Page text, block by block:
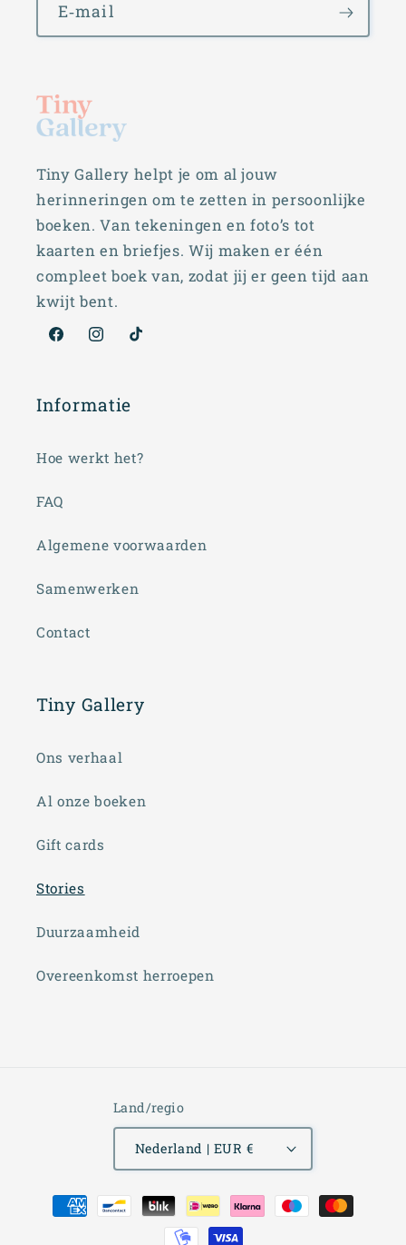
E‑mail
Tiny Gallery helpt je om al jouw
herinneringen om te zetten in persoonlijke
boeken. Van tekeningen en foto’s tot
kaarten en briefjes. Wij maken er één
compleet boek van, zodat jij er geen tijd aan
kwijt bent.
FacebookInstagram
TikTok
Informatie
Hoe werkt het?
FAQ
Algemene voorwaarden
Samenwerken
Contact
Tiny Gallery
Ons verhaal
Al onze boeken
Gift cards
Stories
Duurzaamheid
Overeenkomst herroepen
Land/regio
Nederland | EUR €
Betaalmethoden